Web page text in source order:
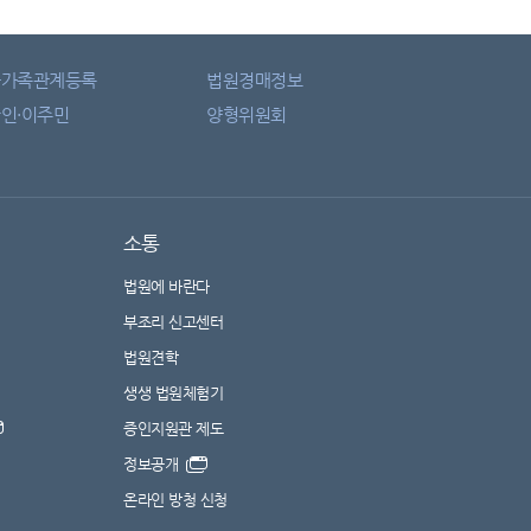
족관계등록
법원경매정보
·이주민
양형위원회
소통
법원에 바란다
부조리 신고센터
법원견학
생생 법원체험기
증인지원관 제도
정보공개
온라인 방청 신청